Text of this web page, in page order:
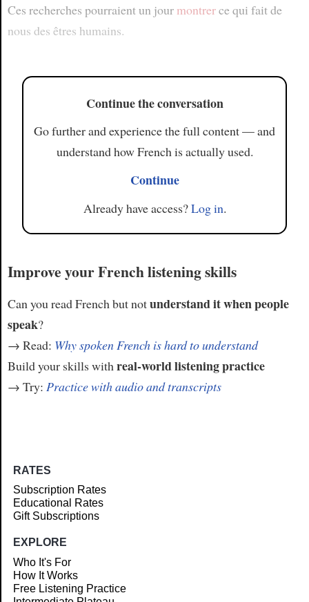
Ces recherches pourraient un jour montrerce qui fait de
nous des êtres humains.
Continue the conversation
Go further and experience the full content — and
understand how French is actually used.
Continue
Already have access?Log in.
Improve your French listening skills
Can you read French but notunderstand it when people
speak?
→ Read: Why spoken French is hard to understand
Build your skills withreal-world listening practice
→ Try: Practice with audio and transcripts
RATES
Subscription Rates
Educational Rates
Gift Subscriptions
EXPLORE
Who It's For
How It Works
Free Listening Practice